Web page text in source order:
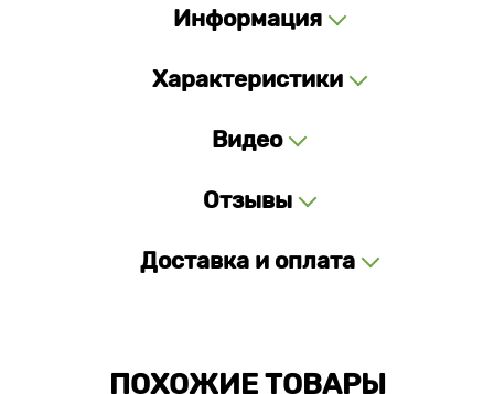
Информация
Характеристики
Видео
Отзывы
Доставка и оплата
ПОХОЖИЕ ТОВАРЫ